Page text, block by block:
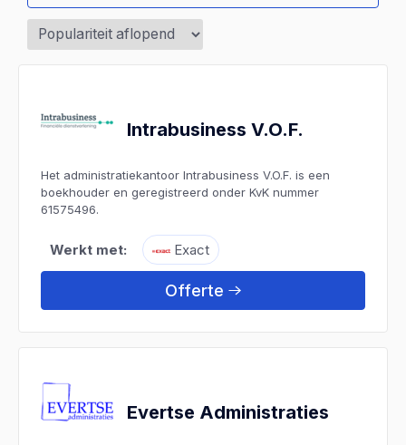
Intrabusiness V.O.F.
Het administratiekantoor Intrabusiness V.O.F. is een
boekhouder en geregistreerd onder KvK nummer
61575496.
Werkt met: Exact
Offerte
Evertse Administraties